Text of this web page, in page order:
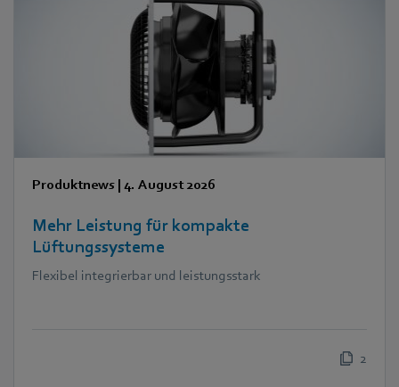
Produktnews | 4. August 2026
Mehr Leistung für kompakte
Lüftungssysteme
Flexibel integrierbar und leistungsstark
2